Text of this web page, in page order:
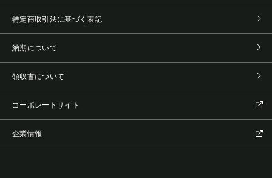
特定商取引法に基づく表記
納期について
領収書について
コーポレートサイト
企業情報